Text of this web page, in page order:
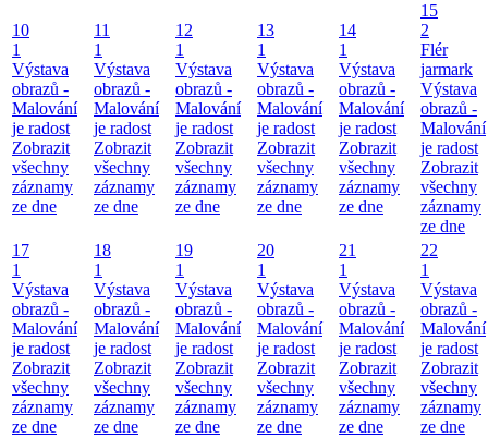
10
1
Výstava
obrazů -
Malování
je radost
Zobrazit
všechny
záznamy
ze dne
11
1
Výstava
obrazů -
Malování
je radost
Zobrazit
všechny
záznamy
ze dne
12
1
Výstava
obrazů -
Malování
je radost
Zobrazit
všechny
záznamy
ze dne
13
1
Výstava
obrazů -
Malování
je radost
Zobrazit
všechny
záznamy
ze dne
14
1
Výstava
obrazů -
Malování
je radost
Zobrazit
všechny
záznamy
ze dne
15
2
Flér
jarmark
Výstava
obrazů -
Malování
je radost
Zobrazit
všechny
záznamy
ze dne
17
1
Výstava
obrazů -
Malování
je radost
Zobrazit
všechny
záznamy
ze dne
18
1
Výstava
obrazů -
Malování
je radost
Zobrazit
všechny
záznamy
ze dne
19
1
Výstava
obrazů -
Malování
je radost
Zobrazit
všechny
záznamy
ze dne
20
1
Výstava
obrazů -
Malování
je radost
Zobrazit
všechny
záznamy
ze dne
21
1
Výstava
obrazů -
Malování
je radost
Zobrazit
všechny
záznamy
ze dne
22
1
Výstava
obrazů -
Malování
je radost
Zobrazit
všechny
záznamy
ze dne